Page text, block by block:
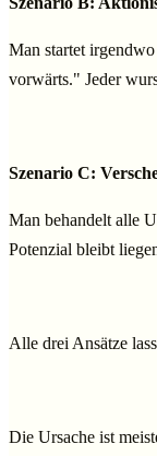
Man startet
vorwärts." Jeder
Szenario C:
Man behandelt alle
Potenzial bleibt
Alle drei Ansätze
Die Ursache ist